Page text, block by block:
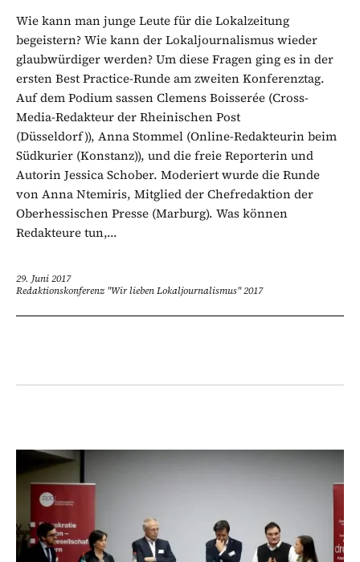
Wie kann man junge Leute für die Lokalzeitung
begeistern? Wie kann der Lokaljournalismus wieder
glaubwürdiger werden? Um diese Fragen ging es in der
ersten Best Practice-Runde am zweiten Konferenztag.
Auf dem Podium sassen Clemens Boisserée (Cross-
Media-Redakteur der Rheinischen Post
(Düsseldorf)), Anna Stommel (Online-Redakteurin beim
Südkurier (Konstanz)), und die freie Reporterin und
Autorin Jessica Schober. Moderiert wurde die Runde
von Anna Ntemiris, Mitglied der Chefredaktion der
Oberhessischen Presse (Marburg). Was können
Redakteure tun,...
29. Juni 2017
Redaktionskonferenz "Wir lieben Lokaljournalismus" 2017